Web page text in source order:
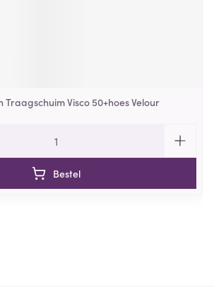
Traagschuim Visco 50+hoes Velour
Bestel